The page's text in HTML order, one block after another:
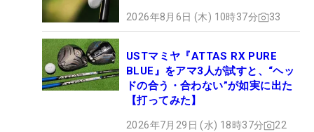
2026年8月6日 (木) 10時37分 33
USTマミヤ『ATTAS RX PURE
BLUE』をアマ3人が試すと、“ヘッ
ドの合う・合わない”が如実に出た
【打ってみた】
2026年7月29日 (水) 18時37分 22